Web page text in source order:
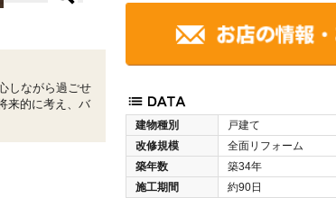
建物種別
戸建て
改修規模
全面リフォーム
築年数
築34年
施工期間
約90日
しながら過ごせ
来的に考え、バ